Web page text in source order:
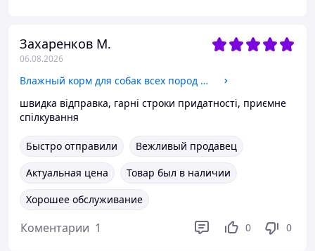
Захаренков М.
06.08.2026
Влажный корм для собак всех пород Gemon Dog Wet Adult Light с тунцем (паштет) 400 гр
швидка відправка, гарні строки придатності, приємне
спілкування
Быстро отправили
Вежливый продавец
Актуальная цена
Товар был в наличии
Хорошее обслуживание
Коментарии 1 0 0